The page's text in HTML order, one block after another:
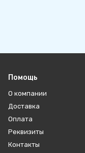
Помощь
О компании
Доставка
Оплата
Реквизиты
Контакты